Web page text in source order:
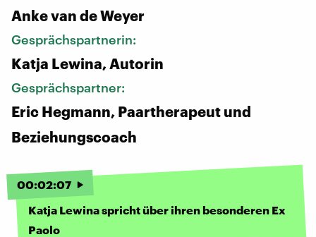
Anke van de Weyer
Gesprächspartnerin:
Katja Lewina, Autorin
Gesprächspartner:
Eric Hegmann, Paartherapeut und
Beziehungscoach
00:02:07
Katja Lewina spricht über ihren besonderen Ex
Paolo